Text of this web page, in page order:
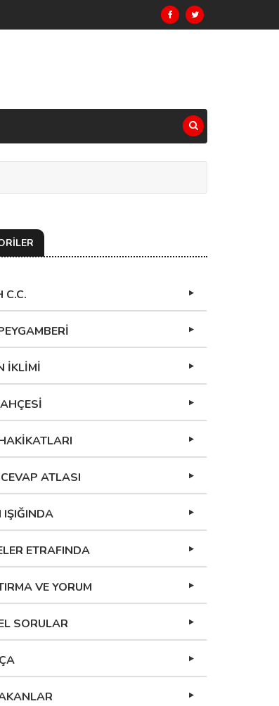
C.C.
İKLİMİ
ATLASI
IŞIĞINDA
ETRAFINDA
VE YORUM
SORULAR